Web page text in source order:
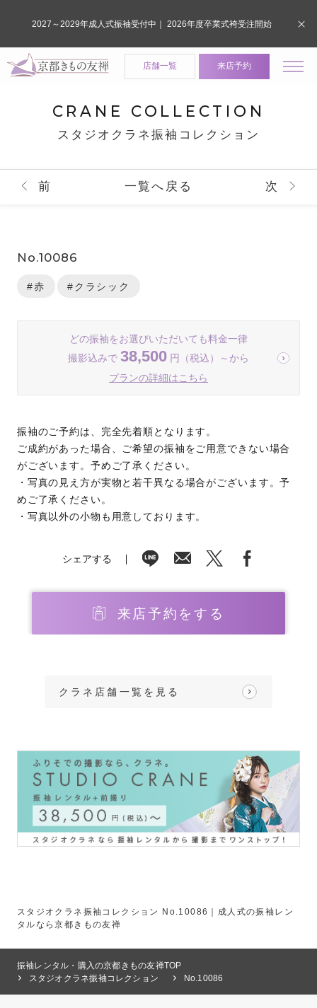
店舗一覧 来店予約
CRANE COLLECTION
スタジオクラネ振袖コレクション
前 一覧へ戻る 次
No.10086
#赤 #クラシック
どの振袖をお選びいただいても料金一律
撮影込みで 38,500 円（税込）～から
プランの詳細はこちら
振袖のご予約は、完全先着順となります。
ご成約があった場合、ご希望の振袖をご用意できない場合
がございます。予めご了承ください。
・写真の見え方が実物と若干異なる場合がございます。予
めご了承ください。
・写真以外の小物も用意しております。
シェアする
来店予約をする
クラネ店舗一覧を見る
スタジオクラネ振袖コレクション No.10086｜成人式の振袖レン
タルなら京都きもの友禅
振袖レンタル・購入の京都きもの友禅TOP
スタジオクラネ振袖コレクション
No.10086
2027～2029年成人式振袖受付中｜ 2026年度卒業式袴受注開始